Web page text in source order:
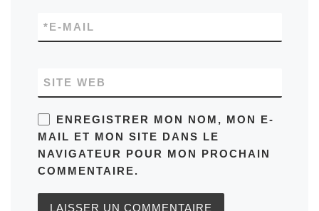
E-MAIL
*
SITE WEB
ENREGISTRER MON NOM, MON E-
MAIL ET MON SITE DANS LE
NAVIGATEUR POUR MON PROCHAIN
COMMENTAIRE.